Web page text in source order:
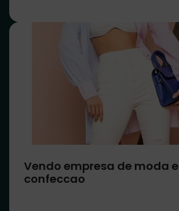
Vendo empresa de moda e
confeccao